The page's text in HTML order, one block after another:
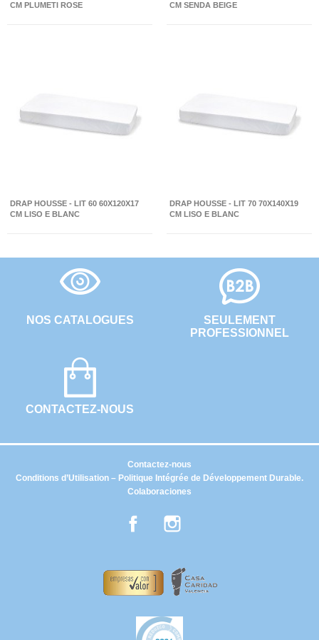
CM PLUMETI ROSE
CM SENDA BEIGE
DRAP HOUSSE - LIT 60 60X120X17
CM LISO E BLANC
DRAP HOUSSE - LIT 70 70X140X19
CM LISO E BLANC
NOS CATALOGUES
CONTACTEZ-NOUS
SEULEMENT
PROFESSIONNEL
Conditions d’Utilisation – Politique Intégrée de Développement Durable.
Colaboraciones
Contactez-nous
Facebook